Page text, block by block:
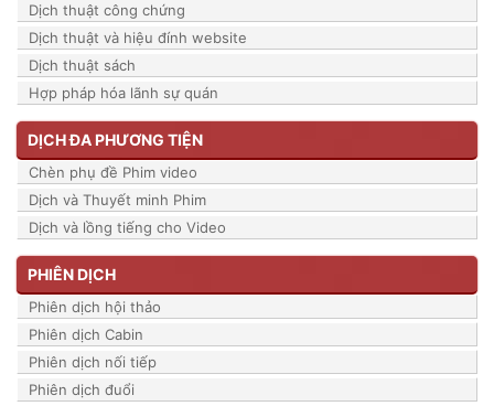
Dịch thuật công chứng
Dịch thuật và hiệu đính website
Dịch thuật sách
Hợp pháp hóa lãnh sự quán
DỊCH ĐA PHƯƠNG TIỆN
Chèn phụ đề Phim video
Dịch và Thuyết minh Phim
Dịch và lồng tiếng cho Video
PHIÊN DỊCH
Phiên dịch hội thảo
Phiên dịch Cabin
Phiên dịch nối tiếp
Phiên dịch đuổi